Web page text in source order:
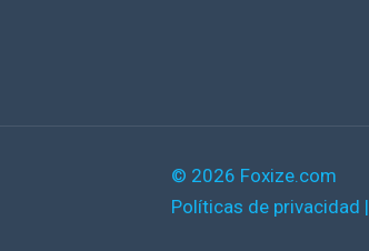
© 2026 Foxize.com
Políticas de privacidad |